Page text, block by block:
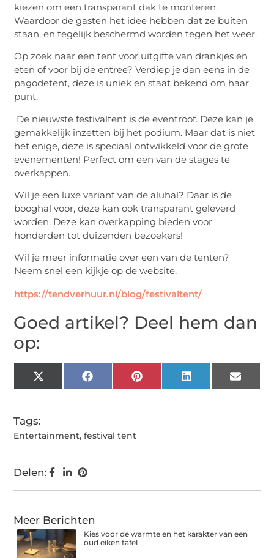
kiezen om een transparant dak te monteren.
Waardoor de gasten het idee hebben dat ze buiten
staan, en tegelijk beschermd worden tegen het weer.
Op zoek naar een tent voor uitgifte van drankjes en
eten of voor bij de entree? Verdiep je dan eens in de
pagodetent, deze is uniek en staat bekend om haar
punt.
De nieuwste festivaltent is de eventroof. Deze kan je
gemakkelijk inzetten bij het podium. Maar dat is niet
het enige, deze is speciaal ontwikkeld voor de grote
evenementen! Perfect om een van de stages te
overkappen.
Wil je een luxe variant van de aluhal? Daar is de
booghal voor, deze kan ook transparant geleverd
worden. Deze kan overkapping bieden voor
honderden tot duizenden bezoekers!
Wil je meer informatie over een van de tenten?
Neem snel een kijkje op de website.
https://tendverhuur.nl/blog/festivaltent/
Goed artikel? Deel hem dan
op:
X
(Twitter)
FacebookPinterestLinkedIn Email
Tags:
Entertainment,festival tent
Delen:
Meer Berichten
Kies voor de warmte en het karakter van een
oud eiken tafel